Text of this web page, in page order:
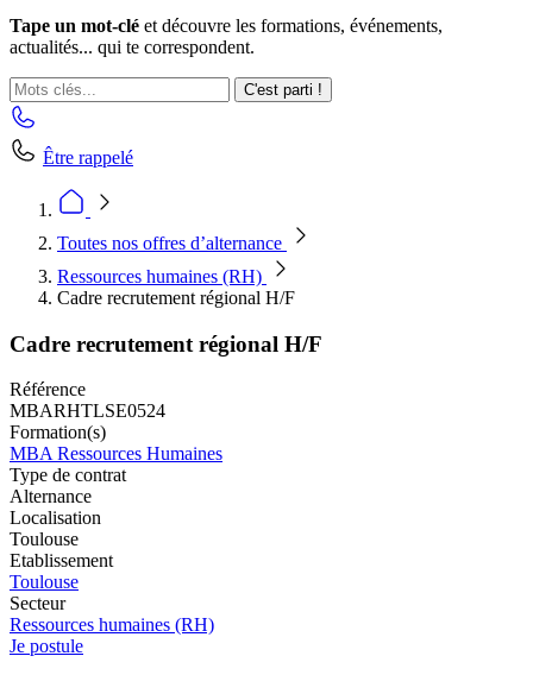
Tape un mot-clé et découvre les formations, événements,
actualités... qui te correspondent.
C'est parti !
Être rappelé
Toutes nos offres d’alternance
Ressources humaines (RH)
Cadre recrutement régional H/F
Cadre recrutement régional H/F
Référence
MBARHTLSE0524
Formation(s)
MBA Ressources Humaines
Type de contrat
Alternance
Localisation
Toulouse
Etablissement
Toulouse
Secteur
Ressources humaines (RH)
Je postule